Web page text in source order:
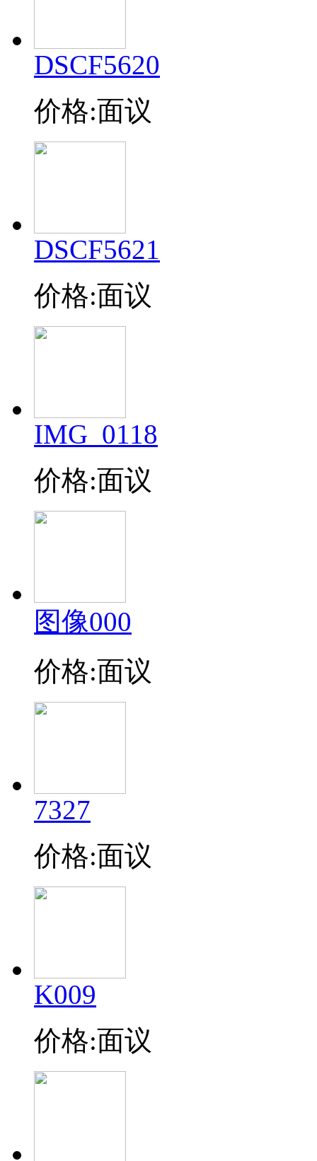
DSCF5620
价格:面议
DSCF5621
价格:面议
IMG_0118
价格:面议
图像000
价格:面议
7327
价格:面议
K009
价格:面议